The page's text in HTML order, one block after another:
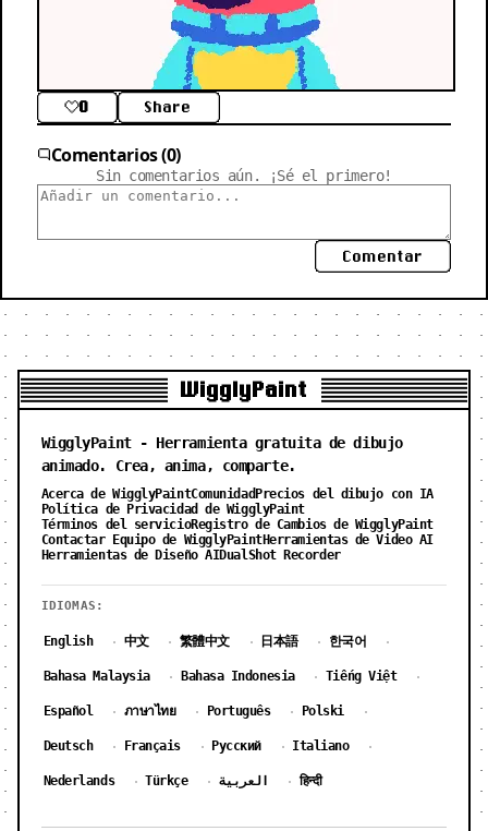
0 Share
Comentarios (0)
Sin comentarios aún. ¡Sé el primero!
Comentar
WigglyPaint
WigglyPaint - Herramienta gratuita de dibujo
animado. Crea, anima, comparte.
Acerca de WigglyPaintComunidad Precios del dibujo con IA
Política de Privacidad de WigglyPaint
Términos del servicioRegistro de Cambios de WigglyPaint
Contactar Equipo de WigglyPaintHerramientas de Video AI
Herramientas de Diseño AIDualShot Recorder
IDIOMAS:
English · 中文 · 繁體中文 · 日本語 · 한국어 ·
Bahasa Malaysia · Bahasa Indonesia · Tiếng Việt ·
Español · ภาษาไทย · Português · Polski ·
Deutsch · Français · Русский · Italiano ·
Nederlands · Türkçe · العربية · हिन्दी